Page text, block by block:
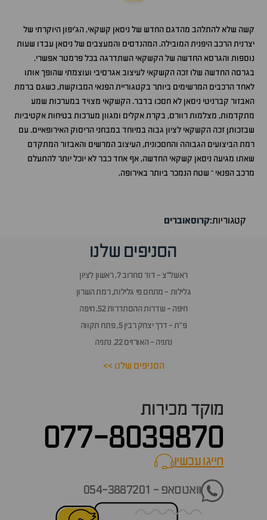
קשה שלא להתלהב מהדגם החדש של ניסאן קשקאי, הג'יפון היוקרתי של
יצרנית הרכב היפנית המובילה. המהנדסים והמעצבים של ניסאן עבדו שעות
נוספות והגרסא החדשה של הקשקאי השתדרגה בכל פרמטר אפשרי.
בגרסה החדשה שלו זכה הקשקאי לעיצוב אגרסיבי ועוצמתי שהופך אותו
לאחד הרכבים המרשימים ביותר בקטגוריית הפנאי המבוקשת, כשגם ברמת
האבזור קברניטי ניסאן לא חסכו בדבר. הקשקאי מצויד במערכות שמע
מתקדמות, מצלמות רוורס, בקרת אקלים ומגוון מערכות בטיחות אקטיביות
שבזכותן זכה הקשקאי לציון גבוה במיוחד במבחני הריסוק האירופאיים. עם
רמת הביצועים הגבוהה והחסכונית, העיצוב המרשים והאבזור המתקדם
שאתו מגיעה ניסאן קשקאי החדשה, אף אחד כבר לא יוכל יותר להתעלם
מרכב הפנאי – שטח הנמכר ביותר באירופה.
קטגוריות:קרוסאוברים
הסניפים שלנו
ראשל״צ - דוד סחרוב 7, ראשון לציון
גלילות - מתחם פי גלילות, רמת השרון
חיפה - שדרות ההסתדרות 52, חיפה
פ״ת - דרך יצחק רבין 5, פתח תקווה
נתניה - האורזים 22, נתניה
הסניפים שלנו >>
מוקד מכירות
077-8039870
חייגו עכשיוcall now
וואטסאפ - 054-3887201